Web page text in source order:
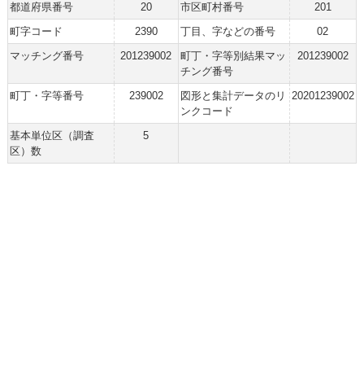
都道府県番号 20 市区町村番号
201
町字コード
2390 丁目、字などの番号
02
マッチング番号
201239002
町丁・字等別結果マッ
チング番号
201239002
町丁・字等番号 239002
図形と集計データのリ
ンクコード
20201239002
基本単位区（調査
区）数
5